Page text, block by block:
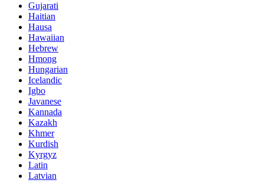
Gujarati
Haitian
Hausa
Hawaiian
Hebrew
Hmong
Hungarian
Icelandic
Igbo
Javanese
Kannada
Kazakh
Khmer
Kurdish
Kyrgyz
Latin
Latvian